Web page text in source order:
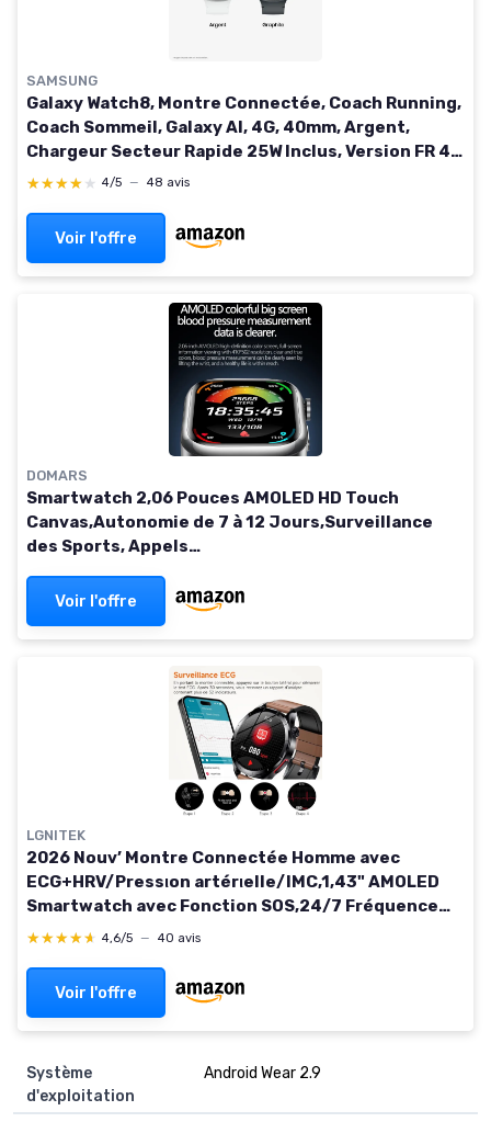
SAMSUNG
Galaxy Watch8, Montre Connectée, Coach Running,
Coach Sommeil, Galaxy AI, 4G, 40mm, Argent,
Chargeur Secteur Rapide 25W Inclus, Version FR 4G
40mm Argent
★★★★★
★★★★★ 4/5 — 48 avis
Voir l'offre
DOMARS
Smartwatch 2,06 Pouces AMOLED HD Touch
Canvas,Autonomie de 7 à 12 Jours,Surveillance
des Sports, Appels
Rouge
Voir l'offre
LGNITEK
2026 Nouv’ Montre Connectée Homme avec
ECG+HRV/Pressιon artérιelle/IMC,1,43" AMOLED
Smartwatch avec Fonction SOS,24/7 Fréquence
Cardiaque/SpO2/Sommeil Monitor, IP68 pour
★★★★★
★★★★★ 4,6/5 — 40 avis
Voir l'offre
Système
d'exploitation
Android Wear 2.9